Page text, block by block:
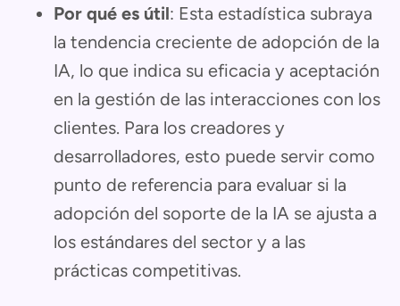
Por qué es útil: Esta estadística subraya
la tendencia creciente de adopción de la
IA, lo que indica su eficacia y aceptación
en la gestión de las interacciones con los
clientes. Para los creadores y
desarrolladores, esto puede servir como
punto de referencia para evaluar si la
adopción del soporte de la IA se ajusta a
los estándares del sector y a las
prácticas competitivas.